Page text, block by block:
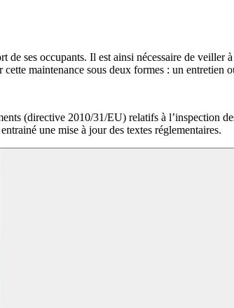
ses occupants. Il est ainsi nécessaire de veiller
maintenance sous deux formes : un entretien
(directive 2010/31/EU) relatifs à l’inspection
une mise à jour des textes réglementaires.